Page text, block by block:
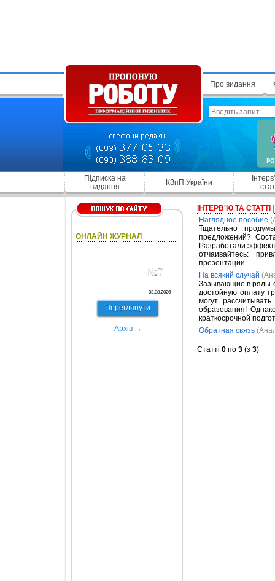
Про видання
Підписка на
видання
КЗпП України
ОНЛАЙН ЖУРНАЛ
№7
03.08.2026
Переглянути
Архів →
ІНТЕРВ'Ю ТА СТАТТІ
Наглядное пособие
Тщательно
предложений?
Разработали
отчаивайтесь:
презентации.
На всякий случай
Зазывающие в ряды
достойную оплату
могут
образования!
краткосрочной
Обратная связь
Статті 0 по 3 (з 3)